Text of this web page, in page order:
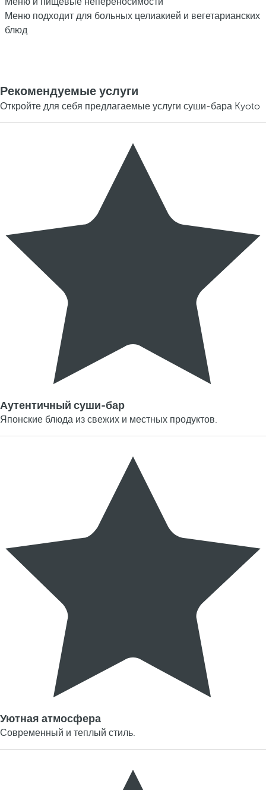
Меню подходит для больных целиакией и вегетарианских
блюд
Рекомендуемые услуги
Откройте для себя предлагаемые услуги суши-бара Kyoto
Аутентичный суши-бар
Японские блюда из свежих и местных продуктов.
Уютная атмосфера
Современный и теплый стиль.